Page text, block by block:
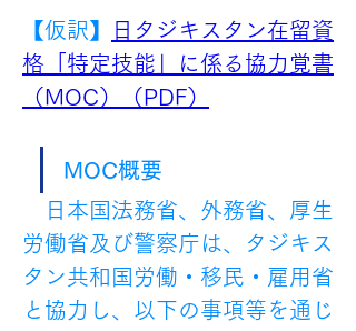
【仮訳】
日タジキスタン在留資
格「特定技能」に係る協力覚書
（MOC）（PDF）
MOC概要
日本国法務省、外務省、厚生
労働省及び警察庁は、タジキス
タン共和国労働・移民・雇用省
と協力し、以下の事項等を通じ